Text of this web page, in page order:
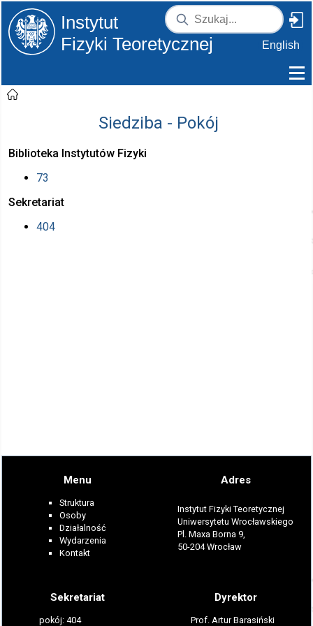
Instytut
Fizyki Teoretycznej
English
Siedziba - Pokój
Biblioteka Instytutów Fizyki
73
Sekretariat
404
Menu
Struktura
Osoby
Działalność
Wydarzenia
Kontakt
Adres
Instytut Fizyki Teoretycznej
Uniwersytetu Wrocławskiego
Pl. Maxa Borna 9,
50-204 Wrocław
Sekretariat
pokój: 404
Dyrektor
Prof. Artur Barasiński